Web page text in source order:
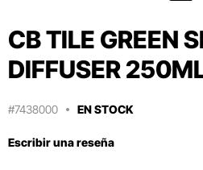
CB TILE GREEN
DIFFUSER
#7438000 EN STOCK
Escribir una reseña